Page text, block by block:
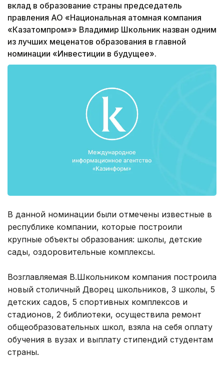
вклад в образование страны председатель
правления АО «Национальная атомная компания
«Казатомпром»» Владимир Школьник назван одним
из лучших меценатов образования в главной
номинации «Инвестиции в будущее».
В данной номинации были отмечены известные в
республике компании, которые построили
крупные объекты образования: школы, детские
сады, оздоровительные комплексы.
Возглавляемая В.Школьником компания построила
новый столичный Дворец школьников, 3 школы, 5
детских садов, 5 спортивных комплексов и
стадионов, 2 библиотеки, осуществила ремонт
общеобразовательных школ, взяла на себя оплату
обучения в вузах и выплату стипендий студентам
страны.